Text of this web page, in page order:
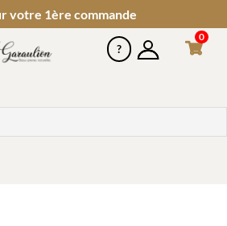
votre 1ère commande
0